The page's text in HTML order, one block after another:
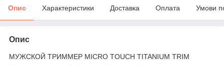
Опис Характеристики Доставка Оплата Умови
Опис
МУЖСКОЙ ТРИММЕР MICRO TOUCH TITANIUM TRIM